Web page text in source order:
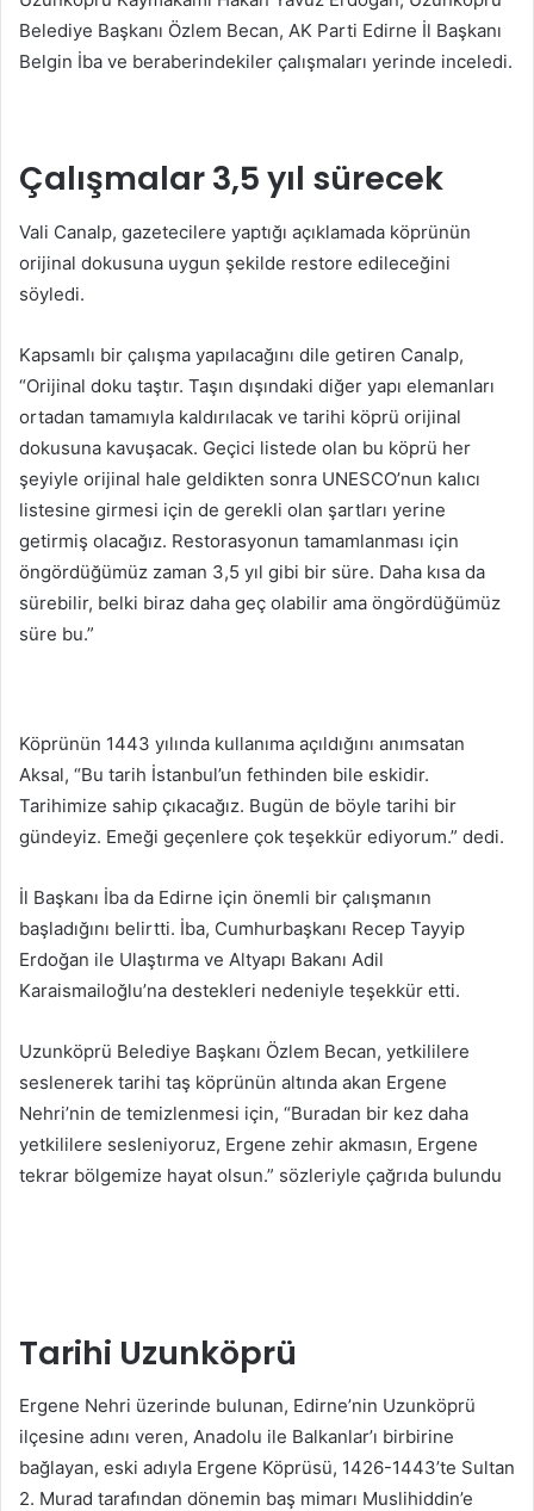
Belediye Başkanı Özlem Becan, AK Parti Edirne İl Başkanı
Belgin İba ve beraberindekiler çalışmaları yerinde inceledi.
Çalışmalar 3,5 yıl sürecek
Vali Canalp, gazetecilere yaptığı açıklamada köprünün
orijinal dokusuna uygun şekilde restore edileceğini
söyledi.
Kapsamlı bir çalışma yapılacağını dile getiren Canalp,
“Orijinal doku taştır. Taşın dışındaki diğer yapı elemanları
ortadan tamamıyla kaldırılacak ve tarihi köprü orijinal
dokusuna kavuşacak. Geçici listede olan bu köprü her
şeyiyle orijinal hale geldikten sonra UNESCO’nun kalıcı
listesine girmesi için de gerekli olan şartları yerine
getirmiş olacağız. Restorasyonun tamamlanması için
öngördüğümüz zaman 3,5 yıl gibi bir süre. Daha kısa da
sürebilir, belki biraz daha geç olabilir ama öngördüğümüz
süre bu.”
Köprünün 1443 yılında kullanıma açıldığını anımsatan
Aksal, “Bu tarih İstanbul’un fethinden bile eskidir.
Tarihimize sahip çıkacağız. Bugün de böyle tarihi bir
gündeyiz. Emeği geçenlere çok teşekkür ediyorum.” dedi.
İl Başkanı İba da Edirne için önemli bir çalışmanın
başladığını belirtti. İba, Cumhurbaşkanı Recep Tayyip
Erdoğan ile Ulaştırma ve Altyapı Bakanı Adil
Karaismailoğlu’na destekleri nedeniyle teşekkür etti.
Uzunköprü Belediye Başkanı Özlem Becan, yetkililere
seslenerek tarihi taş köprünün altında akan Ergene
Nehri’nin de temizlenmesi için, “Buradan bir kez daha
yetkililere sesleniyoruz, Ergene zehir akmasın, Ergene
tekrar bölgemize hayat olsun.” sözleriyle çağrıda bulundu
Tarihi Uzunköprü
Ergene Nehri üzerinde bulunan, Edirne’nin Uzunköprü
ilçesine adını veren, Anadolu ile Balkanlar’ı birbirine
bağlayan, eski adıyla Ergene Köprüsü, 1426-1443’te Sultan
2. Murad tarafından dönemin baş mimarı Muslihiddin’e